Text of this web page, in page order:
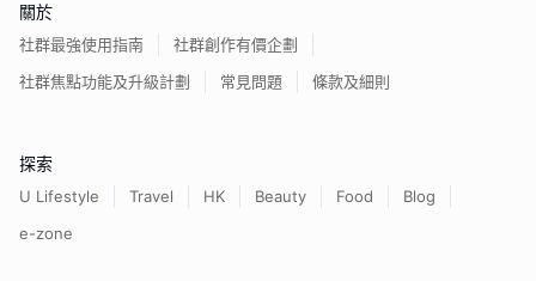
關於
社群最強使用指南
社群創作有價企劃
社群焦點功能及升級計劃
常見問題 條款及細則
探索
U Lifestyle Travel HK Beauty Food
Blog
e-zone